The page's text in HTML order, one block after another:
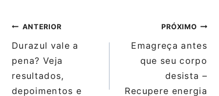
Navegação
de
Post
ANTERIOR
Durazul vale a
pena? Veja
resultados,
depoimentos e
PRÓXIMO
Emagreça antes
que seu corpo
desista –
Recupere energia